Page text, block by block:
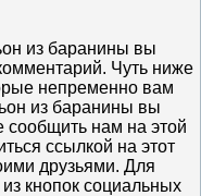
из баранины вы
Чуть ниже
непременно вам
из баранины вы
сообщить нам на этой
ссылкой на этот
друзьями. Для
из кнопок социальных